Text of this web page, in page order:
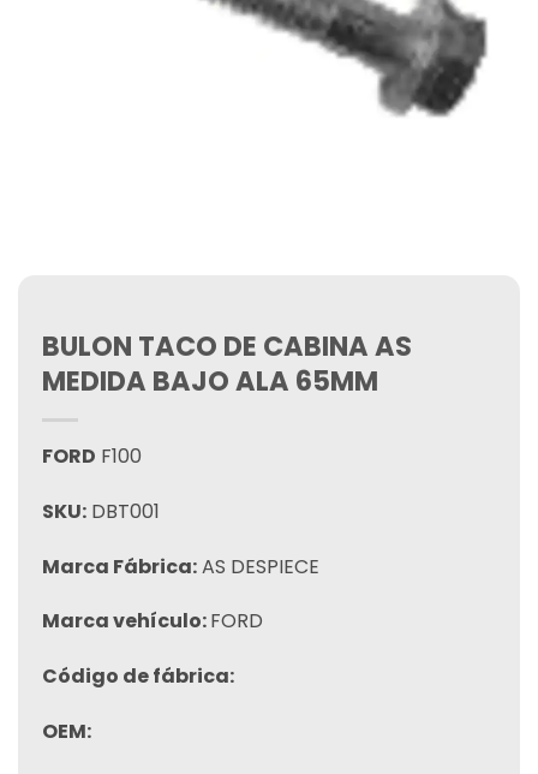
BULON TACO DE CABINA AS
MEDIDA BAJO ALA 65MM
FORD F100
SKU: DBT001
Marca Fábrica:AS DESPIECE
Marca vehículo:FORD
Código de fábrica:
OEM: